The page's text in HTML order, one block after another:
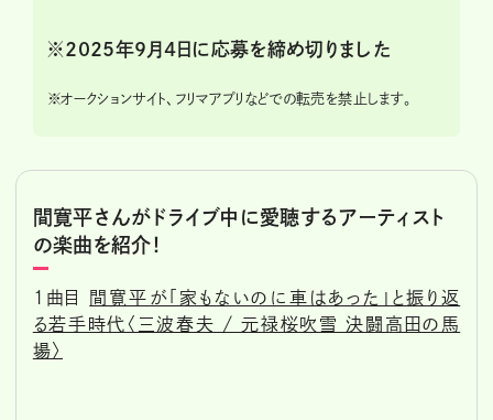
※2025年9月4日に応募を締め切りました
※オークションサイト、フリマアプリなどでの転売を禁止します。
間寛平さんがドライブ中に愛聴するアーティスト
の楽曲を紹介！
1曲目
間寛平が「家もないのに車はあった」と振り返
る若手時代〈三波春夫 / 元禄桜吹雪 決闘高田の馬
場〉